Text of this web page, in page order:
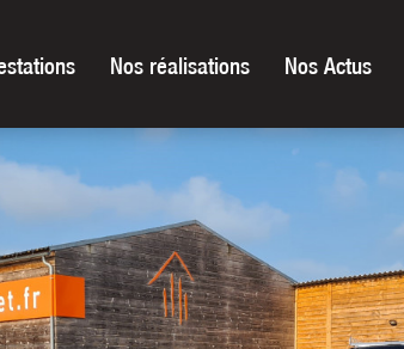
Nos réalisations Nos Actus